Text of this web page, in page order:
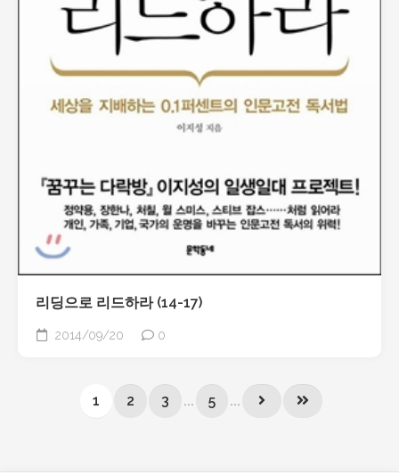
리딩으로 리드하라 (14-17)
2014/09/20 0
1 2 3 ... 5 ...